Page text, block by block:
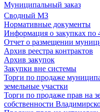
Муниципальный заказ
Сводный МЗ
Нормативные документы
Информация о закупках по
Отчет о размещении
Архив реестра контрактов
Архив закупок
Закупки вне системы
Торги по продаже
земельные участки
Торги по продаже прав на
собственности